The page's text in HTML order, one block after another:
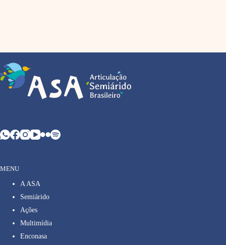
MENU
A ASA
Semiárido
Ações
Multimídia
Enconasa